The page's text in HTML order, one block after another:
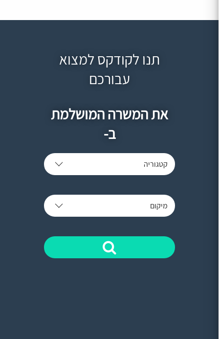
תנו לקודקס למצוא
עבורכם
את המשרה המושלמת
ב-
קטגוריה
מיקום